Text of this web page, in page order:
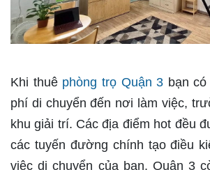
Khi thuê phòng trọ Quận 3 bạn
phí di chuyển đến nơi làm việc,
khu giải trí. Các địa điểm hot đều
các tuyến đường chính tạo điều
việc di chuyển của bạn. Quận 3